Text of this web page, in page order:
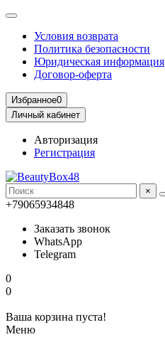
Условия возврата
Политика безопасности
Юридическая информация
Договор-оферта
Избранное0
Личный кабинет
Авторизация
Регистрация
×
+79065934848
Заказать звонок
WhatsApp
Telegram
0
0
Ваша корзина пуста!
Меню